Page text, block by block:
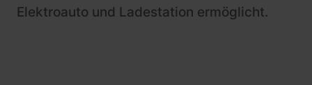
Elektroauto und Ladestation ermöglicht.